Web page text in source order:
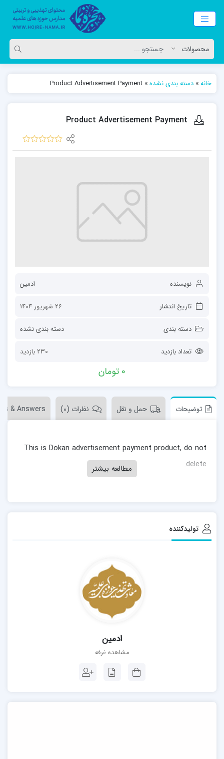
خانه» دسته بندی نشده»
Product Advertisement Payment
نویسنده ادمین
تاریخ انتشار 26 شهریور 1404
دسته بندی دسته بندی نشده
تعداد بازدید 230 بازدید
0 تومان
توضیحات حمل و نقل نظرات (0) & Answers
This is Dokan advertisement payment product, do not
delete.
مطالعه بیشتر
تولیدکننده
ادمین
مشاهده غرفه